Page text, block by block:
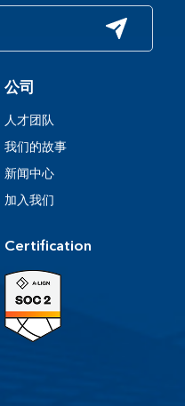
公司
人才团队
我们的故事
新闻中心
加入我们
Certification